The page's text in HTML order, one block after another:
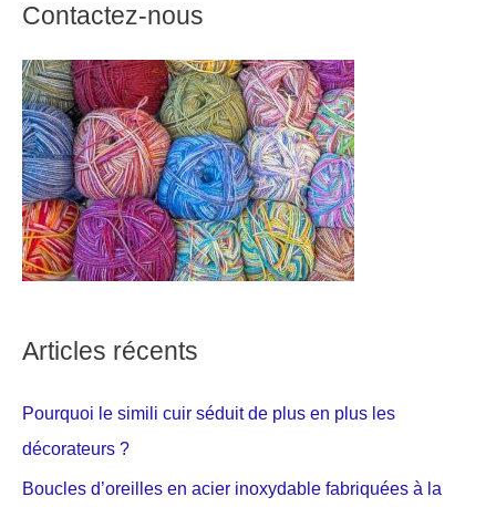
Contactez-nous
Articles récents
Pourquoi le simili cuir séduit de plus en plus les
décorateurs ?
Boucles d’oreilles en acier inoxydable fabriquées à la